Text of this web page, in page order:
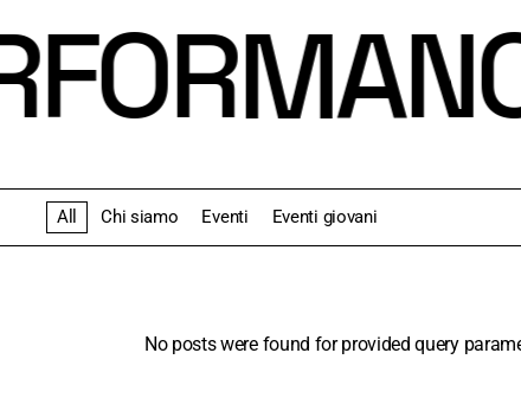
All Chi siamo Eventi Eventi giovani
No posts were found for provided query